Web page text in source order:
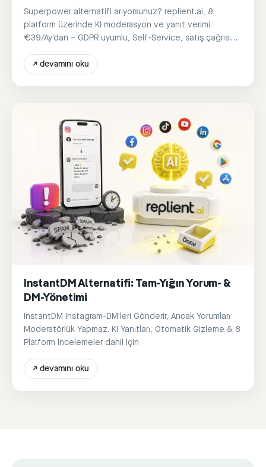
Superpower alternatifi arıyorsunuz? replient.ai, 8
platform üzerinde KI moderasyon ve yanıt verimi
€39/Ay'dan – GDPR uyumlu, Self-Service, satış çağrısı
↗ devamını oku
InstantDM Alternatifi: Tam-Yığın Yorum- &
DM-Yönetimi
InstantDM Instagram-DM'leri Gönderir, Ancak Yorumları
Moderatörlük Yapmaz. KI Yanıtları, Otomatik Gizleme & 8
Platform İncelemeler dahil İçin
↗ devamını oku